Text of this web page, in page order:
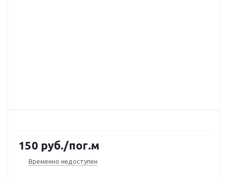
150 руб./пог.м
Временно недоступен